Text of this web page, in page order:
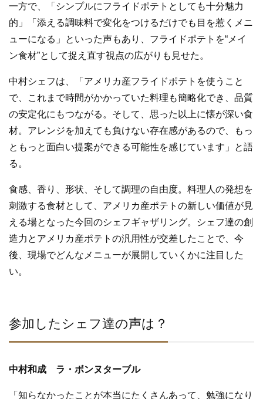
一方で、「シンプルにフライドポテトとしても十分魅力
的」「添える調味料で変化をつけるだけでも目を惹くメニ
ューになる」といった声もあり、フライドポテトを“メイ
ン食材”として捉え直す視点の広がりも見せた。
中村シェフは、「アメリカ産フライドポテトを使うこと
で、これまで時間がかかっていた料理も簡略化でき、品質
の安定化にもつながる。そして、思った以上に懐が深い食
材。アレンジを加えても負けない存在感があるので、もっ
ともっと面白い提案ができる可能性を感じています」と語
る。
食感、香り、形状、そして調理の自由度。料理人の発想を
刺激する食材として、アメリカ産ポテトの新しい価値が見
える場となった今回のシェフギャザリング。シェフ達の創
造力とアメリカ産ポテトの汎用性が交差したことで、今
後、現場でどんなメニューが展開していくかに注目した
い。
参加したシェフ達の声は？
中村和成 ラ・ボンヌターブル
「知らなかったことが本当にたくさんあって、勉強になり